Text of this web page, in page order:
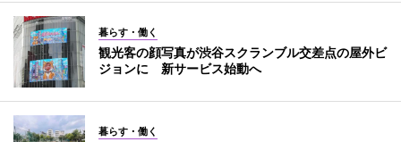
暮らす・働く
観光客の顔写真が渋谷スクランブル交差点の屋外ビ
ジョンに 新サービス始動へ
暮らす・働く